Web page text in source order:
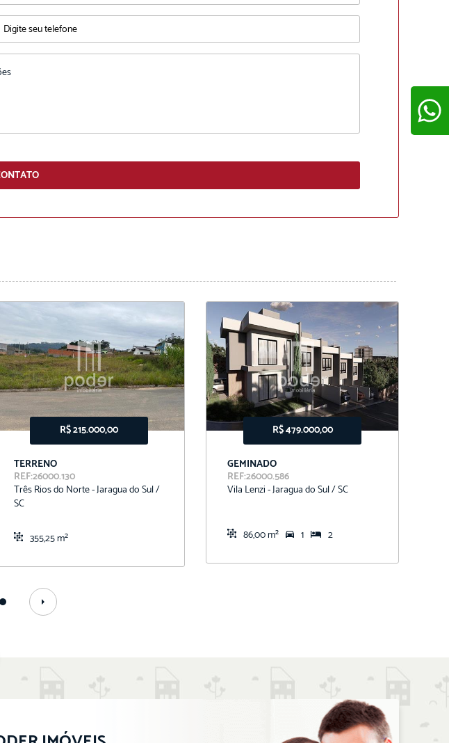
R$ 215.000,00
TERRENO
REF:26000.130
Três Rios do Norte - Jaragua do Sul /
SC
355,25 m²
R$ 479.000,00
GEMINADO
REF:26000.586
Vila Lenzi - Jaragua do Sul / SC
86,00 m² 1 2